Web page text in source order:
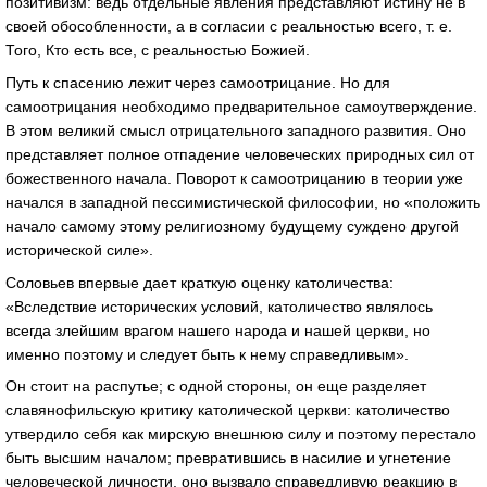
своей обособленности, а в согласии с реальностью всего, т. е.
Того, Кто есть все, с реальностью Божией.
Путь к спасению лежит через самоотрицание. Но для
самоотрицания необходимо предварительное самоутверждение.
В этом великий смысл отрицательного западного развития. Оно
представляет полное отпадение человеческих природных сил от
божественного начала. Поворот к самоотрицанию в теории уже
начался в западной пессимистической философии, но «положить
начало самому этому религиозному будущему суждено другой
исторической силе».
Соловьев впервые дает краткую оценку католичества:
«Вследствие исторических условий, католичество являлось
всегда злейшим врагом нашего народа и нашей церкви, но
именно поэтому и следует быть к нему справедливым».
Он стоит на распутье; с одной стороны, он еще разделяет
славянофильскую критику католической церкви: католичество
утвердило себя как мирскую внешнюю силу и поэтому перестало
быть высшим началом; превратившись в насилие и угнетение
человеческой личности, оно вызвало справедливую реакцию в